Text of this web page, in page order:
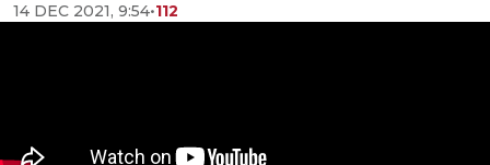
14 DEC 2021, 9:54•112